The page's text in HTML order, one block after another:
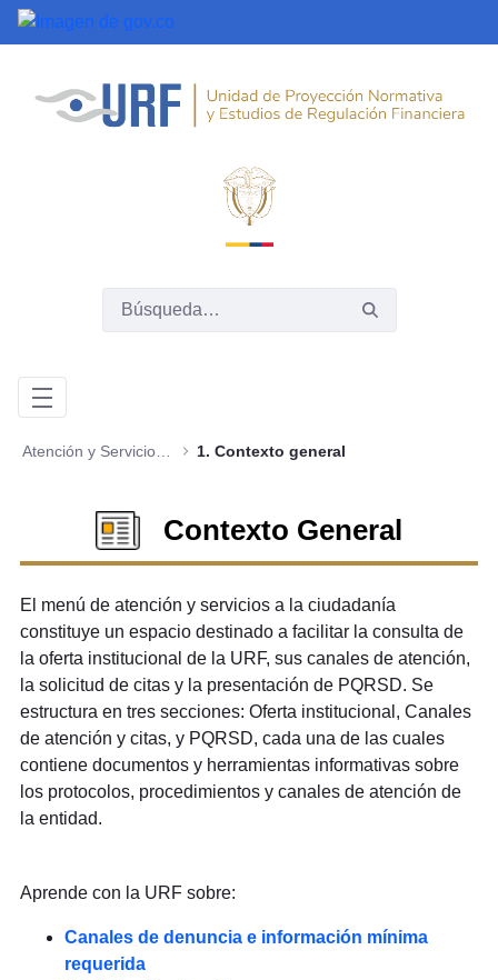
Saltar al contenido principal
Atención y Servicios a la Ciudadanía 1. Contexto general
Contexto General
El menú de atención y servicios a la ciudadanía
constituye un espacio destinado a facilitar la consulta de
la oferta institucional de la URF, sus canales de atención,
la solicitud de citas y la presentación de PQRSD. Se
estructura en tres secciones: Oferta institucional, Canales
de atención y citas, y PQRSD, cada una de las cuales
contiene documentos y herramientas informativas sobre
los protocolos, procedimientos y canales de atención de
la entidad.
Aprende con la URF sobre:
Canales de denuncia e información mínima
requerida